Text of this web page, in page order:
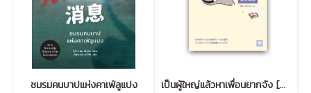
ชมรมคนบาปแห่งคาเฟ่ลูแปง เป็นผู้ใหญ่แล้วหาเพื่อนยากจัง [大人の友だちづくりはむずかしい]